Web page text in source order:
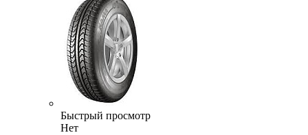
Быстрый просмотр
Нет